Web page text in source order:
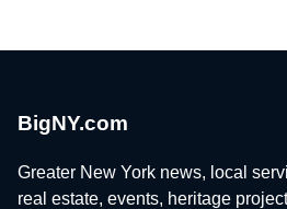
BigNY.com
Greater New York news, local
real estate, events, heritage